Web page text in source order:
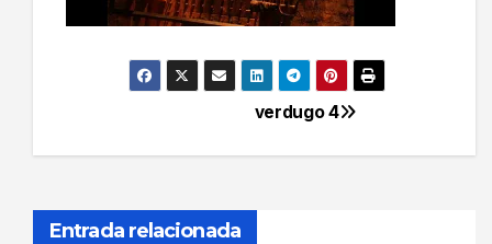
Navegación
de
entradas
verdugo 4
Entrada relacionada